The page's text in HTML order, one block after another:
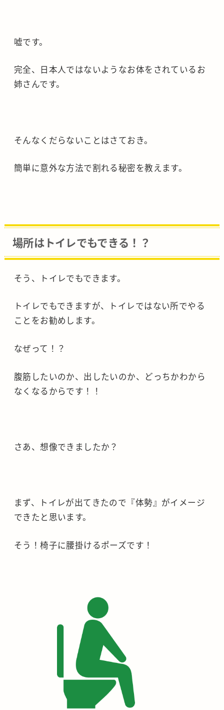
嘘です。
完全、日本人ではないようなお体をされているお
姉さんです。
そんなくだらないことはさておき。
簡単に意外な方法で割れる秘密を教えます。
場所はトイレでもできる！？
そう、トイレでもできます。
トイレでもできますが、トイレではない所でやる
ことをお勧めします。
なぜって！？
腹筋したいのか、出したいのか、どっちかわから
なくなるからです！！
さあ、想像できましたか？
まず、トイレが出てきたので『体勢』がイメージ
できたと思います。
そう！椅子に腰掛けるポーズです！